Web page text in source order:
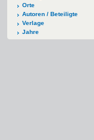
Orte
Autoren / Beteiligte
Verlage
Jahre